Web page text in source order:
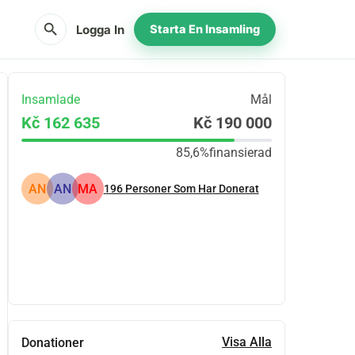
search Logga In Starta En Insamling
Insamlade Mål
Kč 162 635 Kč 190 000
85,6%finansierad
AN AN MA 196 Personer Som Har Donerat
Donationer Visa Alla